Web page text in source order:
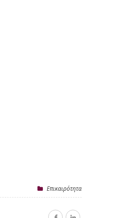
Επικαιρότητα